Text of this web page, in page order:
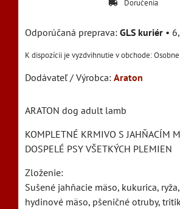
Doručenia
GLS kuriér •
Osobne
Dodávateľ / Výrobca: Araton
ARATON dog adult lamb
KOMPLETNÉ KRMIVO S JAHŇACÍM
DOSPELÉ PSY VŠETKÝCH PLEMIEN
Zloženie:
Sušené jahňacie mäso, kukurica,
hydinové mäso, pšeničné otruby,